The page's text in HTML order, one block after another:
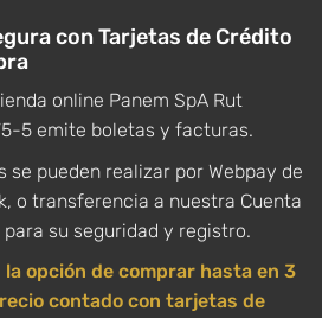
con Tarjetas de Crédito
online Panem SpA Rut
5 emite boletas y facturas.
se pueden realizar por Webpay de
o transferencia a nuestra Cuenta
para su seguridad y registro.
la opción de comprar hasta en 3
contado con tarjetas de